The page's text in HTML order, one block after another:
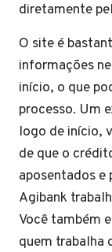
diretamente
O site é
informações
início, o que
processo. Um
logo de início,
de que o
aposentados e
Agibank
Você também
quem trabalha